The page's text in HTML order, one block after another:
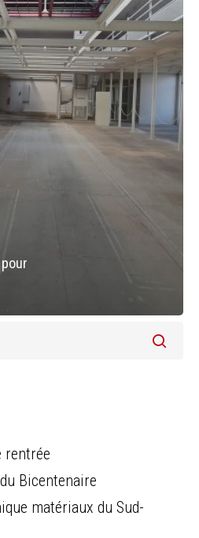
rentrée
Bicentenaire
matériaux du Sud-